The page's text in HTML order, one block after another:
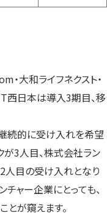
・大和ライフネクスト・
西日本は導入3期目、移
続的に受け入れを希望
が3人目、株式会社ラン
人目の受け入れとなり
チャー企業にとっても、
が窺えます。